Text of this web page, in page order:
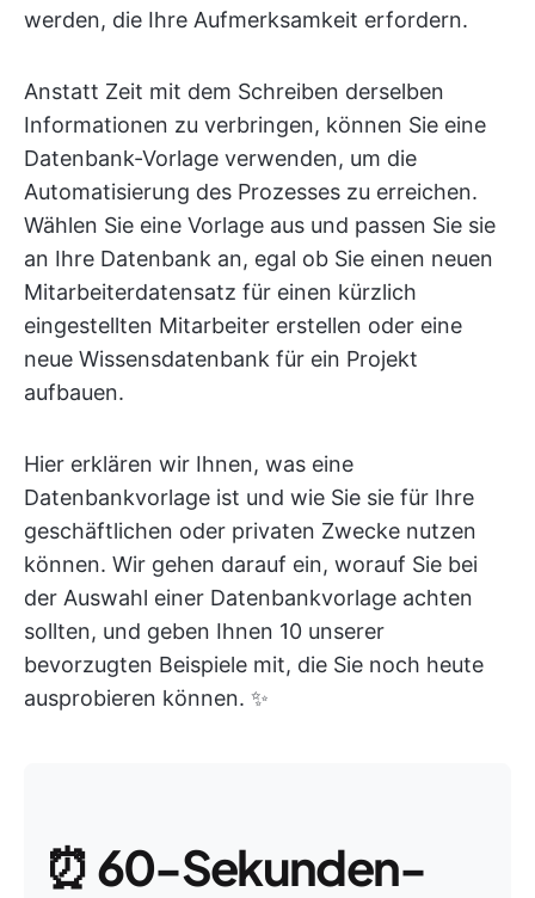
werden, die Ihre Aufmerksamkeit erfordern.
Anstatt Zeit mit dem Schreiben derselben
Informationen zu verbringen, können Sie eine
Datenbank-Vorlage verwenden, um die
Automatisierung des Prozesses zu erreichen.
Wählen Sie eine Vorlage aus und passen Sie sie
an Ihre Datenbank an, egal ob Sie einen neuen
Mitarbeiterdatensatz für einen kürzlich
eingestellten Mitarbeiter erstellen oder eine
neue Wissensdatenbank für ein Projekt
aufbauen.
Hier erklären wir Ihnen, was eine
Datenbankvorlage ist und wie Sie sie für Ihre
geschäftlichen oder privaten Zwecke nutzen
können. Wir gehen darauf ein, worauf Sie bei
der Auswahl einer Datenbankvorlage achten
sollten, und geben Ihnen 10 unserer
bevorzugten Beispiele mit, die Sie noch heute
ausprobieren können. ✨
⏰60-Sekunden-